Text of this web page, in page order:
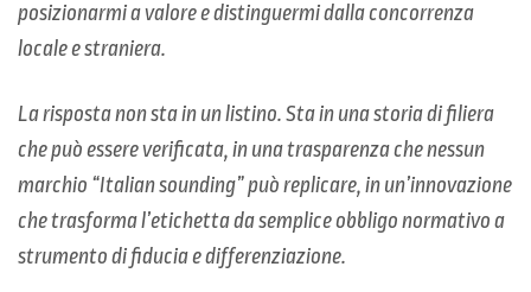
posizionarmi a valore e distinguermi dalla concorrenza
locale e straniera.
La risposta non sta in un listino. Sta in una storia di filiera
che può essere verificata, in una trasparenza che nessun
marchio “Italian sounding” può replicare, in un’innovazione
che trasforma l’etichetta da semplice obbligo normativo a
strumento di fiducia e differenziazione.